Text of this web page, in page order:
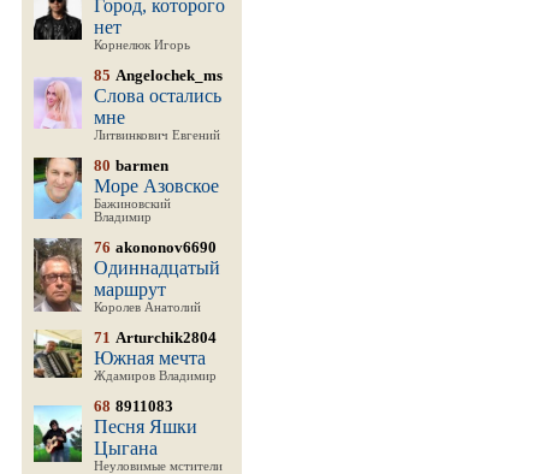
Город, которого
нет
Корнелюк Игорь
85 Angelochek_ms
Слова остались
мне
Литвинкович Евгений
80 barmen
Море Азовское
Бажиновский
Владимир
76 akononov6690
Одиннадцатый
маршрут
Королев Анатолий
71 Arturchik2804
Южная мечта
Ждамиров Владимир
68 8911083
Песня Яшки
Цыгана
Неуловимые мстители